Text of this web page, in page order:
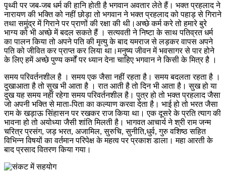
पृथ्वी पर जब-जब धर्म की हानि होती है भगवान अवतार लेते हैं। भक्त प्रहलाद ने
नारायण की भक्ति को नहीं छोड़ा तो भगवान ने भक्त प्रहलाद को पहाड़ से गिराने
तथा समुंद्र में गिराने पर प्राणों की रक्षा की थी।अच्छे कर्म करे तो हमारे बुरे
भाग्य को भी अच्छे में बदल सकते हैं । सत्यवती ने निष्टा के साथ पतिव्रत धर्म
का पालन किया तो अपने पति की मृत्यु के बाद यमराज से लड़कर वापस अपने
पति को जीवित कर प्राप्त कर लिया था।मनुष्य जीवन में भवसागर से पार होने
के लिए हमें अच्छे पुण्य कर्मों पर ध्यान देना चाहिए भगवान ने किसी के मित्र है ।
समय परिवर्तनशील है । समय एक जैसा नहीं रहता है। समय बदलता रहता है ।
दुखाआता है तो सुख भी आता है । रात आती है तो दिन भी आता है। सुख हो या
दुख यह समय नहीं रहेगा समय परिवर्तनशील है। पुत्र हो तो भक्त प्रहलाद जैसा
जो अपनी भक्ति से माता-पिता का कल्याण करवा देता है। भाई हो तो भरत जैसा
राम के खड़ाऊ सिंहासन पर रखकर राज किया था। एक दूसरे के प्रति त्याग की
भावना हो तो अयोध्या जैसी शांति मिलती है। भागवत आचार्य ने श्री राम जन्म
चरित्र प्रसंग, जड़ भरत, अजामिल, सुरुचि, सुनीति,धुर्व, गुरु वशिष्ठ सहित
विभिन्न विषयों का वर्तमान परिपेक्ष के महत्व पर प्रकाश डाला। महा आरती के
बाद प्रसाद वितरण किया गया।